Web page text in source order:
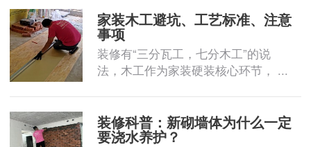
家装木工避坑、工艺标准、注意
事项
装修有“三分瓦工，七分木工”的说
法，木工作为家装硬装核心环节， ...
装修科普：新砌墙体为什么一定
要浇水养护？